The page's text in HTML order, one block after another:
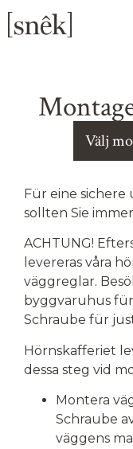
Välj
Für eine
sollten Sie
ACHTUNG!
levereras våra
väggreglar.
byggvaruhus
Schraube für
Hörnskafferiet
dessa steg vid
Montera
Schraube
väggens